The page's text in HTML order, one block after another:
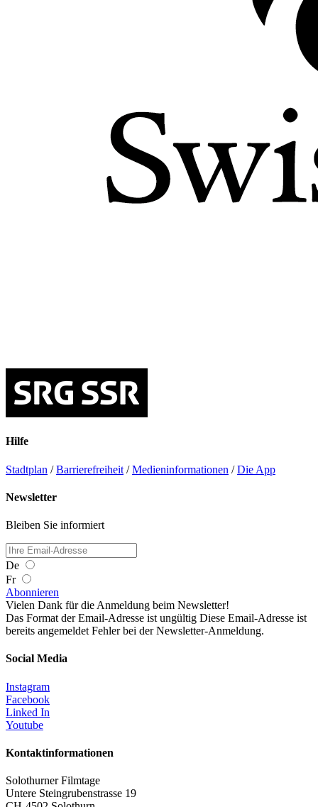
Hilfe
Stadtplan /Barrierefreiheit /Medieninformationen /Die App
Newsletter
Bleiben Sie informiert
De
Fr
Abonnieren
Vielen Dank für die Anmeldung beim Newsletter!
Das Format der Email-Adresse ist ungültig Diese Email-Adresse ist
bereits angemeldet Fehler bei der Newsletter-Anmeldung.
Social Media
Instagram
Facebook
Linked In
Youtube
Kontaktinformationen
Solothurner Filmtage
Untere Steingrubenstrasse 19